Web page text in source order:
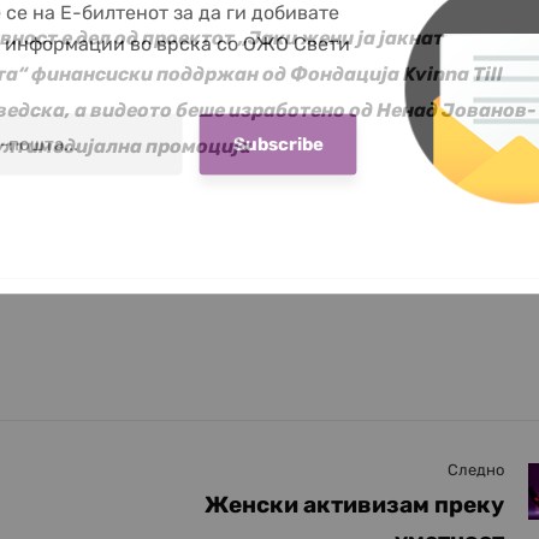
е дел од проектот „Јаки жени ја јакнат
финансиски поддржан од Фондација Kvinna Till
а видеото беше изработено од Ненад Јованов-
промоција
Следно
Женски активизам преку
се на Е-билтенот за да ги добивате
информации во врска со ОЖО Свети